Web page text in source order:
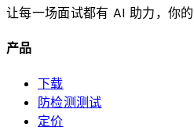
让每一场面试都有 AI 助力，你的
产品
下载
防检测测试
定价